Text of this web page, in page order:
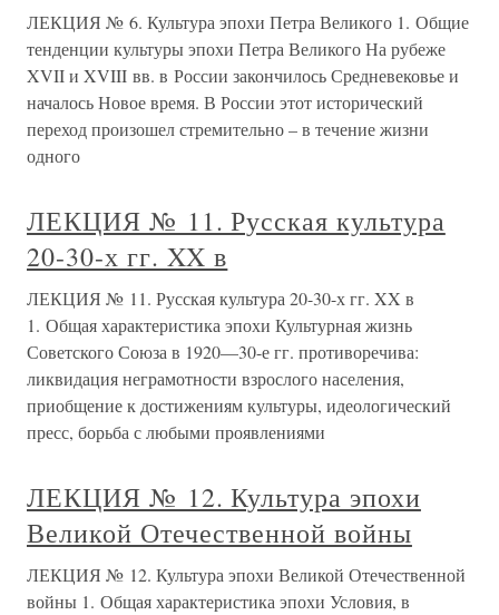
ЛЕКЦИЯ № 6. Культура эпохи Петра Великого 1. Общие
тенденции культуры эпохи Петра Великого На рубеже
XVII и XVIII вв. в России закончилось Средневековье и
началось Новое время. В России этот исторический
переход произошел стремительно – в течение жизни
одного
ЛЕКЦИЯ № 11. Русская культура
20-30-х гг. XX в
ЛЕКЦИЯ № 11. Русская культура 20-30-х гг. XX в
1. Общая характеристика эпохи Культурная жизнь
Советского Союза в 1920—30-е гг. противоречива:
ликвидация неграмотности взрослого населения,
приобщение к достижениям культуры, идеологический
пресс, борьба с любыми проявлениями
ЛЕКЦИЯ № 12. Культура эпохи
Великой Отечественной войны
ЛЕКЦИЯ № 12. Культура эпохи Великой Отечественной
войны 1. Общая характеристика эпохи Условия, в